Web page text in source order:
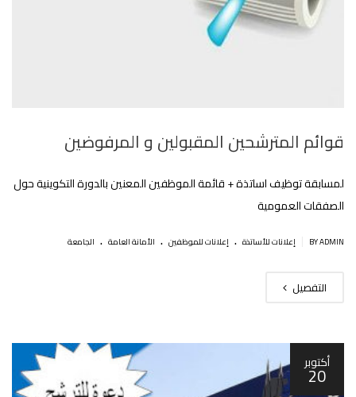
قوائم المترشحين المقبولين و المرفوضين
لمسابقة توظيف اساتذة + قائمة الموظفين المعنين بالدورة التكوينية حول
الصفقات العمومية
BY ADMIN إعلانات للأساتذة . إعلانات للموظفين . اﻷمانة العامة . الجامعة
التفصيل
أكتوبر
20